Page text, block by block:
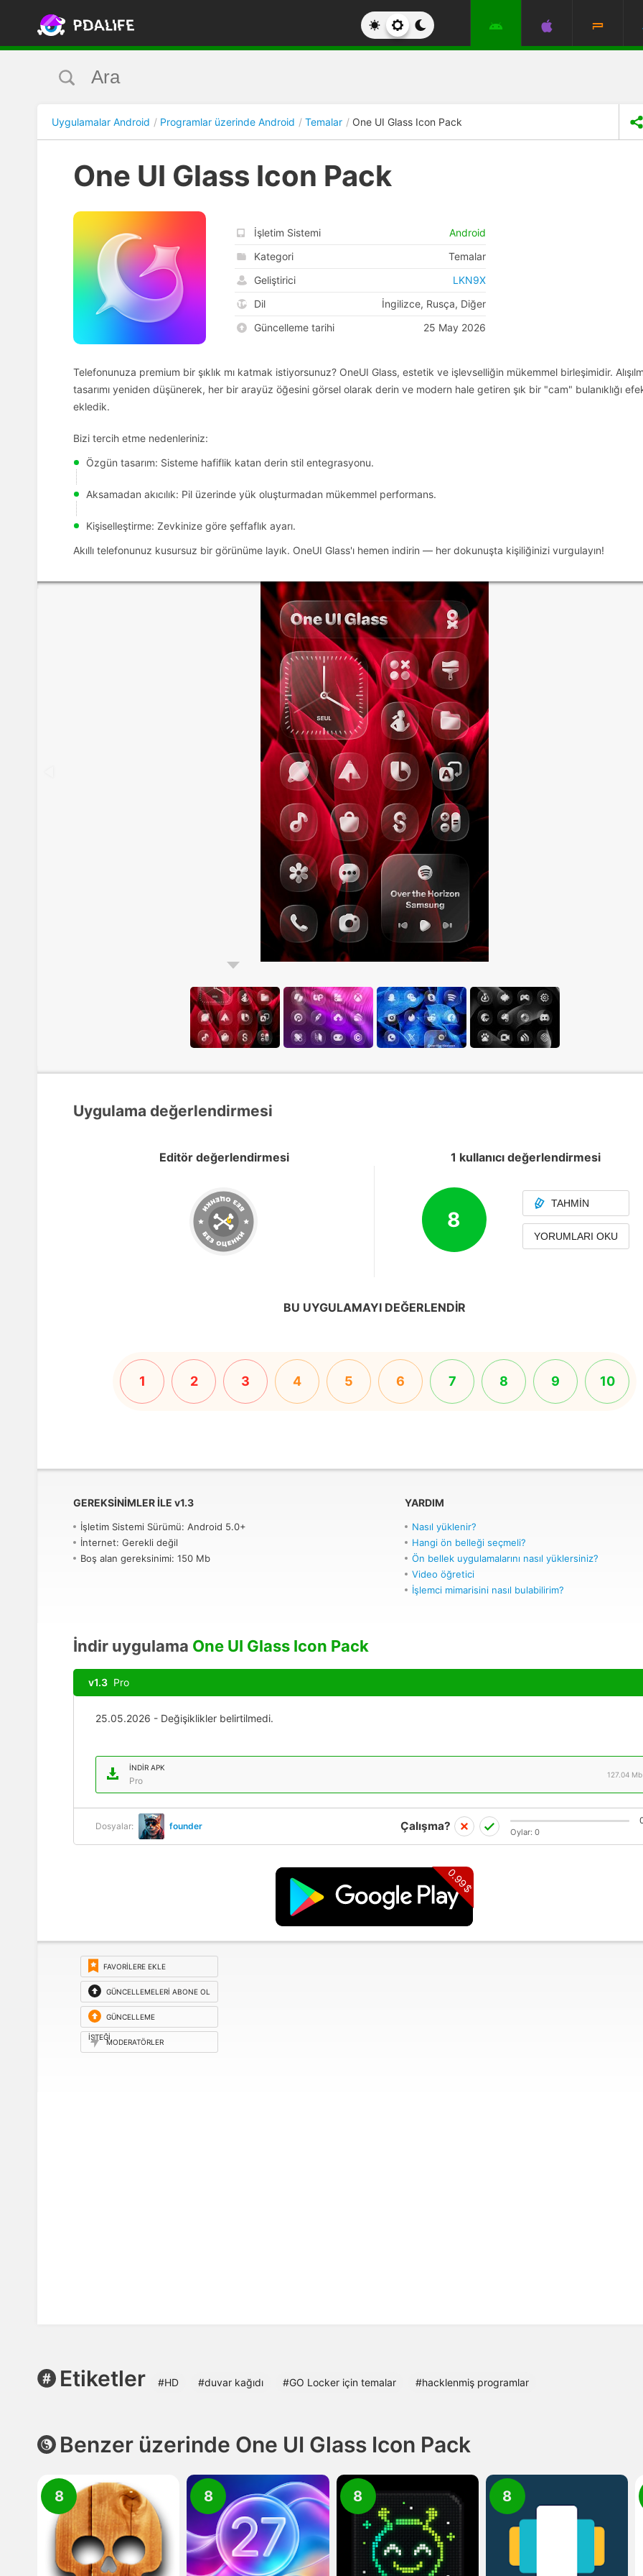
Uygulamalar Android Programlar üzerinde Android Temalar One UI Glass Icon Pack
One UI Glass Icon Pack
İşletim Sistemi
Android
Kategori
Temalar
Geliştirici
LKN9X
Dil
İngilizce, Rusça, Diğer
Güncelleme tarihi
25 May 2026
Telefonunuza premium bir şıklık mı katmak istiyorsunuz? OneUI Glass, estetik ve işlevselliğin mükemmel birleşimidir.
tasarımı yeniden düşünerek, her bir arayüz öğesini görsel olarak derin ve modern hale getiren şık bir "cam" bulanıklığı
ekledik.
Bizi tercih etme nedenleriniz:
Özgün tasarım: Sisteme hafiflik katan derin stil entegrasyonu.
Aksamadan akıcılık: Pil üzerinde yük oluşturmadan mükemmel performans.
Kişiselleştirme: Zevkinize göre şeffaflık ayarı.
Akıllı telefonunuz kusursuz bir görünüme layık. OneUI Glass'ı hemen indirin — her dokunuşta kişiliğinizi vurgulayın!
Uygulama değerlendirmesi
Editör değerlendirmesi 1 kullanıcı değerlendirmesi
8
TAHMIN
YORUMLARI OKU
BU UYGULAMAYI DEĞERLENDIR
1 2 3 4 5 6 7 8 9 10
GEREKSINIMLER ILE v1.3
İşletim Sistemi Sürümü: Android 5.0+
İnternet: Gerekli değil
Boş alan gereksinimi: 150 Mb
YARDIM
Nasıl yüklenir?
Hangi ön belleği seçmeli?
Ön bellek uygulamalarını nasıl yüklersiniz?
Video öğretici
İşlemci mimarisini nasıl bulabilirim?
İndir uygulama One UI Glass Icon Pack
v1.3 Pro
25.05.2026 - Değişiklikler belirtilmedi.
İNDIR APK
Pro
127.04 Mb
Dosyalar: founder Çalışma? Oylar: 0
0.99$
FAVORILERE EKLE
GÜNCELLEMELERI ABONE OL
GÜNCELLEME
ISTEĞI
MODERATÖRLER
Etiketler #HD #duvar kağıdı #GO Locker için temalar #hacklenmiş programlar
Benzer üzerinde One UI Glass Icon Pack
8 8 8 8